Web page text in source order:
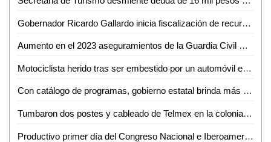
Gobernador Ricardo Gallardo inicia fiscalización de recursos federales en SLP
Aumento en el 2023 aseguramientos de la Guardia Civil Estatal
Motociclista herido tras ser embestido por un automóvil en la colonia Francisco I. Madero
Con catálogo de programas, gobierno estatal brinda más apoyo a las familias
Tumbaron dos postes y cableado de Telmex en la colonia Márquez
Productivo primer día del Congreso Nacional e Iberoamericano de Guías de Turistas en San Luis Capital